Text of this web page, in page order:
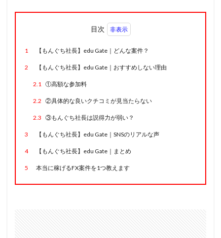
目次
1 【もんぐち社長】edu Gate｜どんな案件？
2 【もんぐち社長】edu Gate｜おすすめしない理由
2.1 ①高額な参加料
2.2 ②具体的な良いクチコミが見当たらない
2.3 ③もんぐち社長は説得力が弱い？
3 【もんぐち社長】edu Gate｜SNSのリアルな声
4 【もんぐち社長】edu Gate｜まとめ
5 本当に稼げるFX案件を1つ教えます